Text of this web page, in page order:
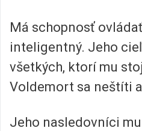
Má schopnosť
inteligentný. Jeho
všetkých, ktorí mu
Voldemort sa neštíti
Jeho nasledovníci